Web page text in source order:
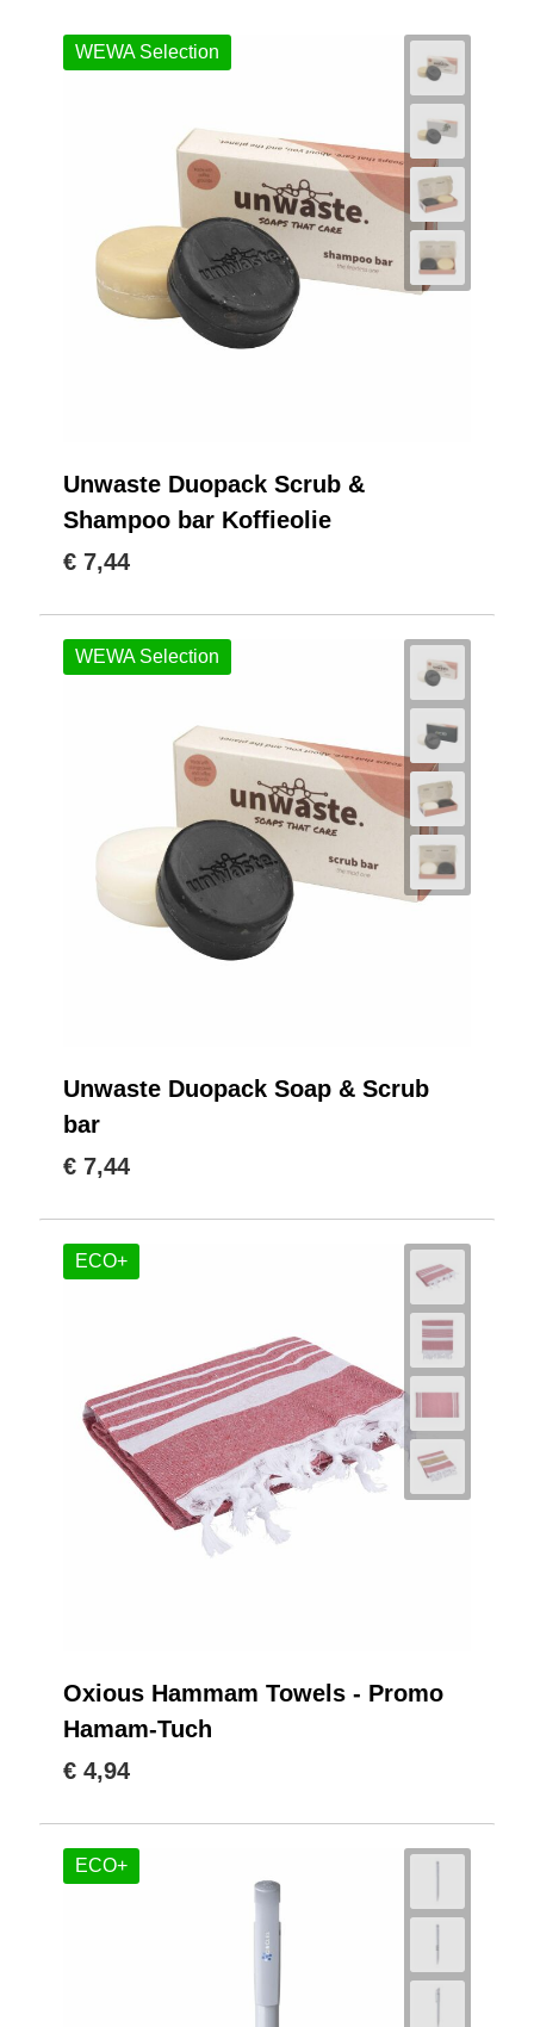
WEWA Selection
Unwaste Duopack Scrub &
Shampoo bar Koffieolie
€ 7,44
WEWA Selection
Unwaste Duopack Soap & Scrub
bar
€ 7,44
ECO+
Oxious Hammam Towels - Promo
Hamam-Tuch
€ 4,94
ECO+